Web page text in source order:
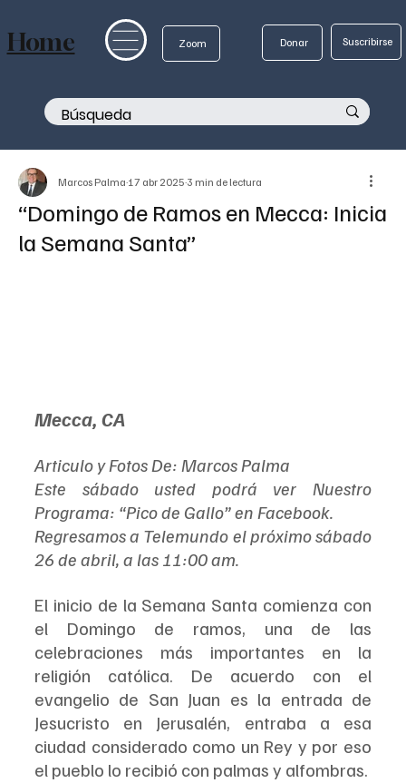
Zoom Donar Suscribirse
Home
“Domingo de Ramos en Mecca: Inicia
la Semana Santa”
Marcos Palma 17 abr 2025 3 min de lectura
Mecca, CA
Articulo y Fotos De: Marcos Palma
Este sábado usted podrá ver Nuestro
Programa: “Pico de Gallo” en Facebook.
Regresamos a Telemundo el próximo sábado
26 de abril, a las 11:00 am.
El inicio de la Semana Santa comienza con
el Domingo de ramos, una de las
celebraciones más importantes en la
religión católica. De acuerdo con el
evangelio de San Juan es la entrada de
Jesucristo en Jerusalén, entraba a esa
ciudad considerado como un Rey y por eso
el pueblo lo recibió con palmas y alfombras.